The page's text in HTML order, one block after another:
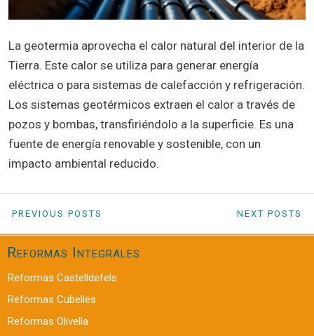
La geotermia aprovecha el calor natural del interior de la
Tierra. Este calor se utiliza para generar energía
eléctrica o para sistemas de calefacción y refrigeración.
Los sistemas geotérmicos extraen el calor a través de
pozos y bombas, transfiriéndolo a la superficie. Es una
fuente de energía renovable y sostenible, con un
impacto ambiental reducido.
NEXT POSTS
PREVIOUS POSTS
Reformas Integrales
Reformas Castelldefels
Reformas Cubelles
Reformas Olivella